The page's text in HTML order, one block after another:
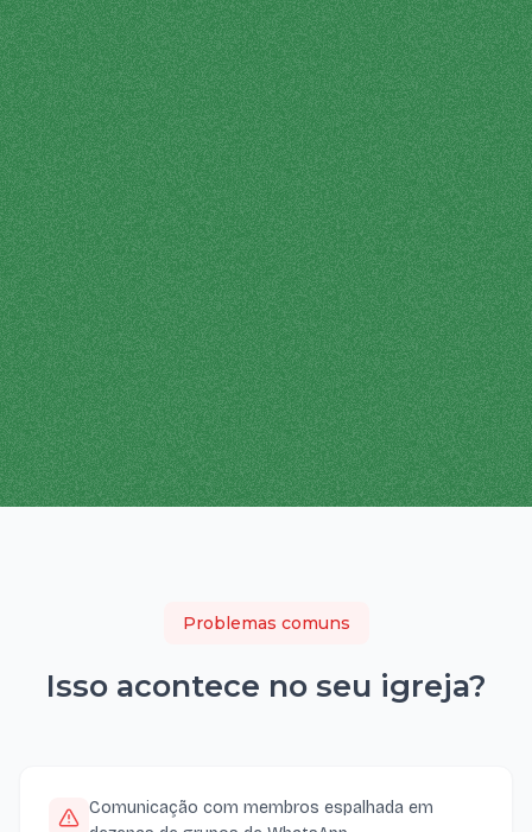
Problemas comuns
Isso acontece no seu igreja?
Comunicação com membros espalhada em